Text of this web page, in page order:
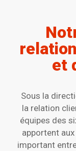
et
Sous la
la relation
équipes des
apportent
important